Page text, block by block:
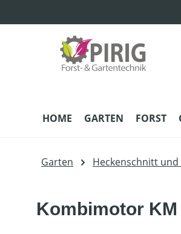
HOME GARTEN FORST
Garten Heckenschnitt und
Kombimotor KM